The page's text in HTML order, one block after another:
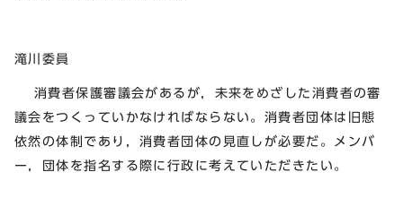
滝川委員
消費者保護審議会があるが，未来をめざした消費者の審
議会をつくっていかなければならない。消費者団体は旧態
依然の体制であり，消費者団体の見直しが必要だ。メンバ
ー，団体を指名する際に行政に考えていただきたい。